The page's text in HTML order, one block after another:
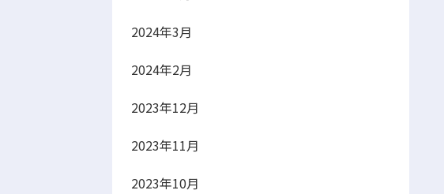
2024年3月
2024年2月
2023年12月
2023年11月
2023年10月